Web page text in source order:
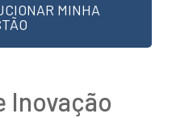
MINHA
Inovação